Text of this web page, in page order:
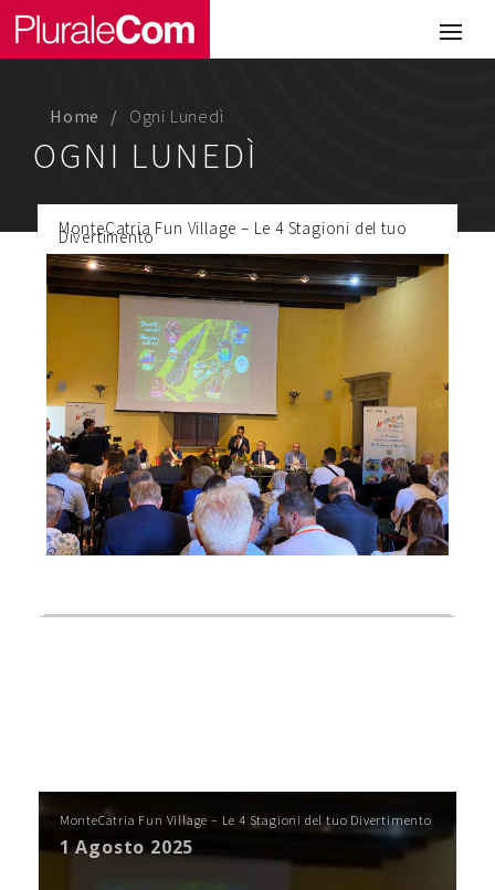
Portfolio
Media & Visual Design
Studio
Chi siamo
Lavora con noi
Magazine
Contatti
Home Ogni Lunedì
OGNI LUNEDÌ
MonteCatria Fun Village – Le 4 Stagioni del tuo
Divertimento
MonteCatria Fun Village – Le 4 Stagioni del tuo Divertimento
1 Agosto 2025